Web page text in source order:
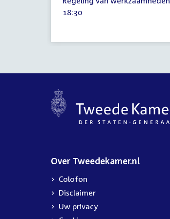
maart
2021
Tijd
18:30
Over Tweedekamer.nl
Colofon
Disclaimer
Uw privacy